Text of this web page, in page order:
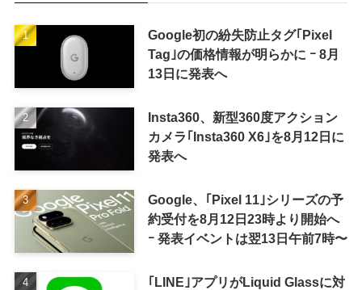
Google初の紛失防止タグ｢Pixel
Tag｣の価格情報が明らかに ｰ 8月
13日に発表へ
Insta360、新型360度アクション
カメラ｢Insta360 X6｣を8月12日に
発表へ
Google、｢Pixel 11｣シリーズの予
約受付を8月12日23時より開始へ
ｰ 発表イベントは翌13日午前7時〜
｢LINE｣アプリがLiquid Glassに対